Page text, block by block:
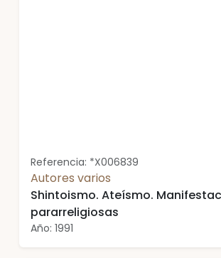
Referencia: *X006839
Autores varios
Shintoismo. Ateísmo.
pararreligiosas
Año: 1991